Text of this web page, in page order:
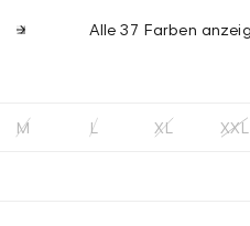
Alle 37 Farben
M L XL XXL